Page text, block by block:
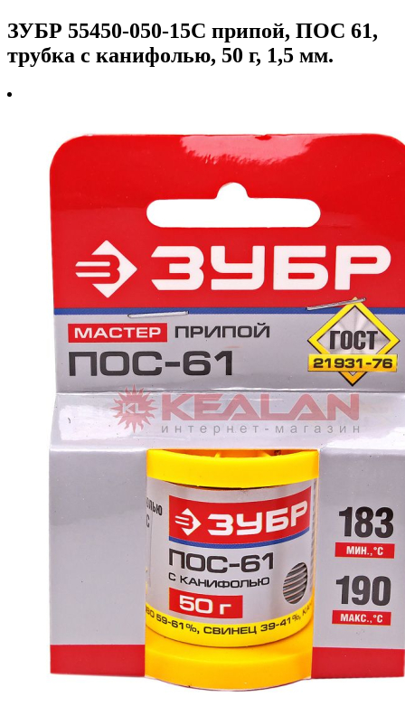
ЗУБР 55450-050-15C припой, ПОС 61,
трубка с канифолью, 50 г, 1,5 мм.